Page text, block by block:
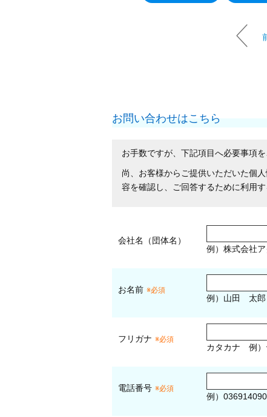
お問い合わせはこちら
お手数ですが、下記項目へ必要事項
尚、お客様からご提供いただいた個
容を確認し、ご回答するために利用す
会社名（団体名）
例）株式会社
お名前 ※必須
例）山田 太郎
フリガナ ※必須
カタカナ 例）
電話番号 ※必須
例）